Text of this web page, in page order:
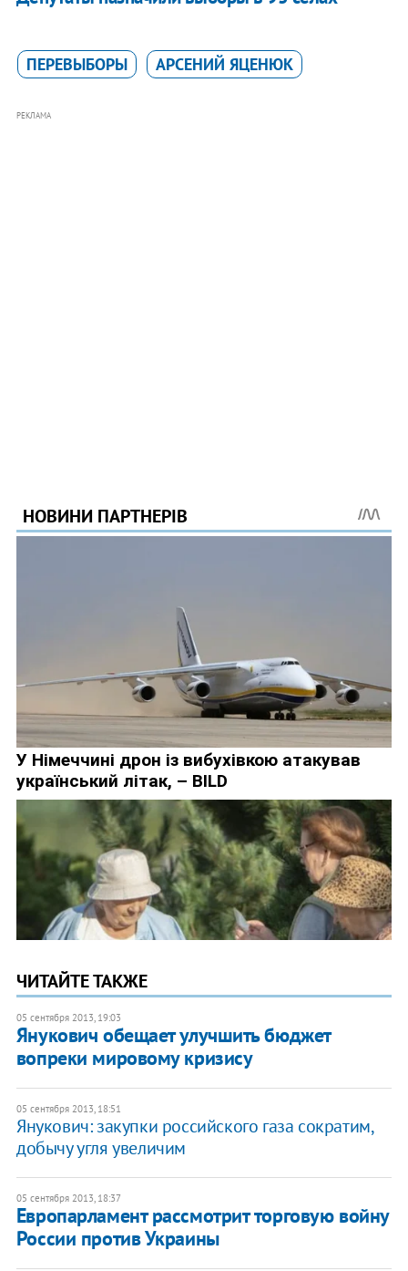
ПЕРЕВЫБОРЫ АРСЕНИЙ ЯЦЕНЮК
РЕКЛАМА
ЧИТАЙТЕ ТАКЖЕ
05 сентября 2013, 19:03
Янукович обещает улучшить бюджет
вопреки мировому кризису
05 сентября 2013, 18:51
Янукович: закупки российского газа сократим,
добычу угля увеличим
05 сентября 2013, 18:37
Европарламент рассмотрит торговую войну
России против Украины